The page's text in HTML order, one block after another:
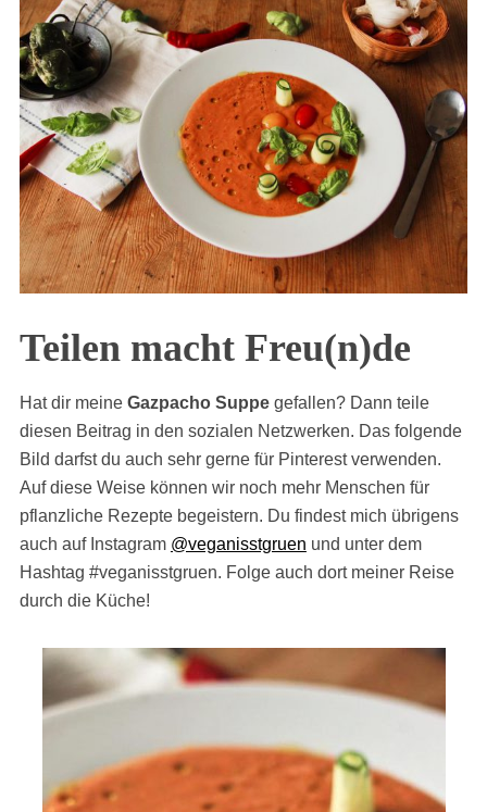
Teilen macht Freu(n)de
Hat dir meine Gazpacho Suppegefallen? Dann teile
diesen Beitrag in den sozialen Netzwerken. Das folgende
Bild darfst du auch sehr gerne für Pinterest verwenden.
Auf diese Weise können wir noch mehr Menschen für
pflanzliche Rezepte begeistern. Du findest mich übrigens
auch auf Instagram @veganisstgruen und unter dem
Hashtag #veganisstgruen. Folge auch dort meiner Reise
durch die Küche!